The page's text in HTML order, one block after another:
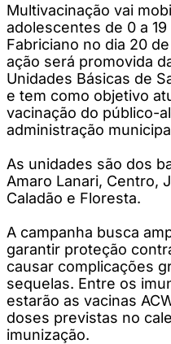
Multivacinação vai
adolescentes de 0 a
Fabriciano no dia 20
ação será promovida
Unidades Básicas de
e tem como objetivo
vacinação do público-
administração
As unidades são dos
Amaro Lanari, Centro,
Caladão e Floresta.
A campanha busca
garantir proteção
causar complicações
sequelas. Entre os
estarão as vacinas
doses previstas no
imunização.